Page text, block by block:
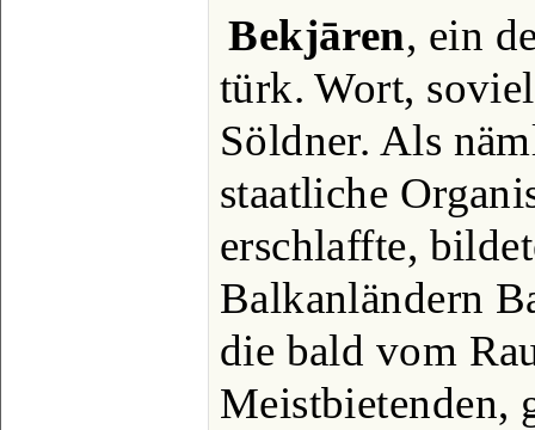
Bekjāren, ein
türk. Wort,
Söldner. Als
staatliche
erschlaffte,
Balkanländern
die bald vom
Meistbietenden,